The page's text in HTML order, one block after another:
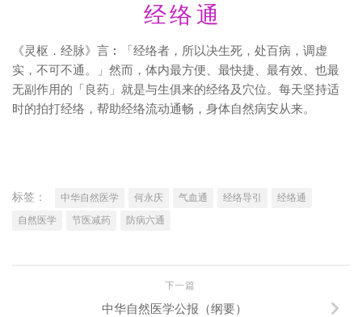
经 络 通
《灵枢．经脉》言︰「经络者，所以决生死，处百病，调虚
实，不可不通。」然而，体内最方便、最快捷、最有效、也最
无副作用的「良药」就是与生俱来的经络及穴位。每天坚持适
时的拍打经络，帮助经络流动通畅，身体自然病安从来。
标签： 中华自然医学 何永庆 气血通 经络导引
经络通
自然医学
节医减药 防病六通
下一篇
中华自然医学公报（纲要）